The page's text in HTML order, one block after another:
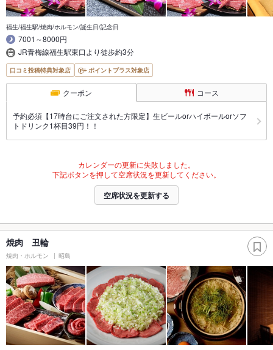
福生/福生駅/焼肉/ホルモン/誕生日/記念日
7001～8000円
JR青梅線福生駅東口より徒歩約3分
口コミ投稿特典対象店 ポイントプラス対象店
クーポン コース
予約必須【17時台にご注文された方限定】生ビールorハイボールorソフ
トドリンク1杯目39円！！
カレンダーの更新に失敗しました。
下記ボタンを押して空席状況を更新してください。
空席状況を更新する
焼肉 丑輪
焼肉・ホルモン 昭島